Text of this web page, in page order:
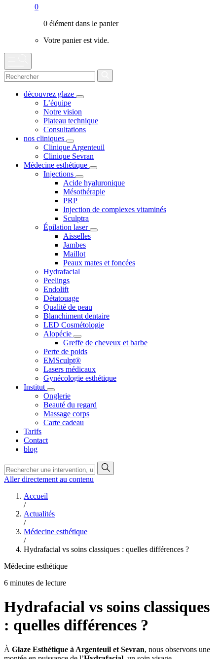
0
0 élément dans le panier
Votre panier est vide.
découvrez glaze
L’équipe
Notre vision
Plateau technique
Consultations
nos cliniques
Clinique Argenteuil
Clinique Sevran
Médecine esthétique
Injections
Acide hyaluronique
Mésothérapie
PRP
Injection de complexes vitaminés
Sculptra
Épilation laser
Aisselles
Jambes
Maillot
Peaux mates et foncées
Hydrafacial
Peelings
Endolift
Détatouage
Qualité de peau
Blanchiment dentaire
LED Cosmétologie
Alopécie
Greffe de cheveux et barbe
Perte de poids
EMSculpt®
Lasers médicaux
Gynécologie esthétique
Institut
Onglerie
Beauté du regard
Massage corps
Carte cadeau
Tarifs
Contact
blog
Aller directement au contenu
Accueil
/
Actualités
/
Médecine esthétique
/
Hydrafacial vs soins classiques : quelles différences ?
Médecine esthétique
6 minutes de lecture
Hydrafacial vs soins classiques
: quelles différences ?
À Glaze Esthétique à Argenteuil et Sevran, nous observons une